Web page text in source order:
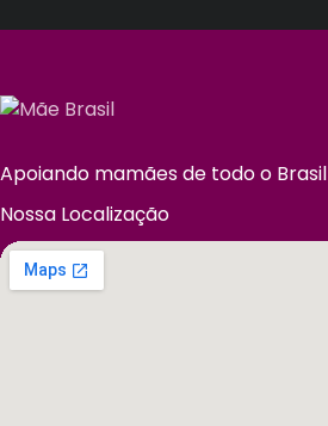
Apoiando mamães de todo o Brasil
Nossa Localização